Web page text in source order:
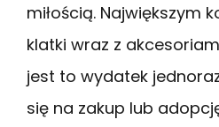
miłością. Największym
klatki wraz z
jest to wydatek
się na zakup lub